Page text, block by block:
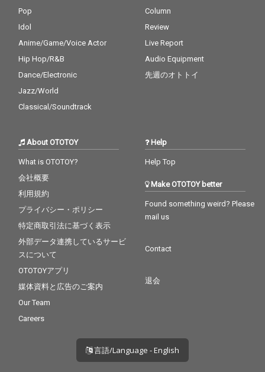
Pop
Idol
Anime/Game/Voice Actor
Hip Hop/R&B
Dance/Electronic
Jazz/World
Classical/Soundtrack
Column
Review
Live Report
Audio Equipment
先週のオトトイ
About OTOTOY
What is OTOTOY?
会社概要
利用規約
プライバシー・ポリシー
特定商取引法に基づく表示
外部データ連携しているサービ
スについて
OTOTOYアプリ
媒体資料と広告のご案内
Our Team
Careers
Help
Help Top
Make OTOTOY better
Found something weird? Please
mail us
Contact
退会
言語/Language - English